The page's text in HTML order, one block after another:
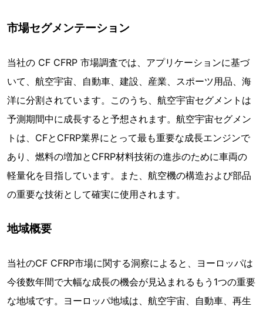
市場セグメンテーション
当社の CF CFRP 市場調査では、アプリケーションに基づ
いて、航空宇宙、自動車、建設、産業、スポーツ用品、海
洋に分割されています。このうち、航空宇宙セグメントは
予測期間中に成長すると予想されます。航空宇宙セグメン
トは、CFとCFRP業界にとって最も重要な成長エンジンで
あり、燃料の増加とCFRP材料技術の進歩のために車両の
軽量化を目指しています。また、航空機の構造および部品
の重要な技術として確実に使用されます。
地域概要
当社のCF CFRP市場に関する洞察によると、ヨーロッパは
今後数年間で大幅な成長の機会が見込まれるもう1つの重要
な地域です。ヨーロッパ地域は、航空宇宙、自動車、再生